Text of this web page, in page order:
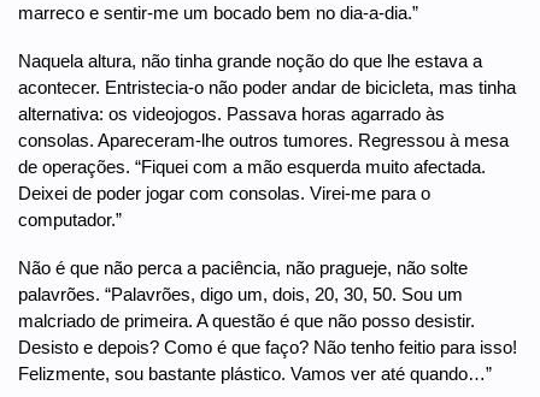
marreco e sentir-me um bocado bem no dia-a-dia.”
Naquela altura, não tinha grande noção do que lhe estava a
acontecer. Entristecia-o não poder andar de bicicleta, mas tinha
alternativa: os videojogos. Passava horas agarrado às
consolas. Apareceram-lhe outros tumores. Regressou à mesa
de operações. “Fiquei com a mão esquerda muito afectada.
Deixei de poder jogar com consolas. Virei-me para o
computador.”
Não é que não perca a paciência, não pragueje, não solte
palavrões. “Palavrões, digo um, dois, 20, 30, 50. Sou um
malcriado de primeira. A questão é que não posso desistir.
Desisto e depois? Como é que faço? Não tenho feitio para isso!
Felizmente, sou bastante plástico. Vamos ver até quando…”